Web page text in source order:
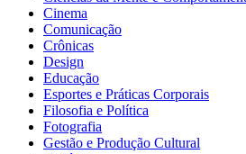
Cinema
Comunicação
Crônicas
Design
Educação
Esportes e Práticas Corporais
Filosofia e Política
Fotografia
Gestão e Produção Cultural